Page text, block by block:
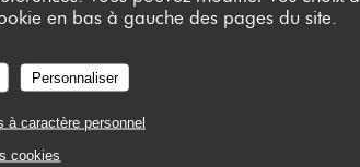
en bas à gauche des pages du site.
Personnaliser
à caractère personnel
cookies